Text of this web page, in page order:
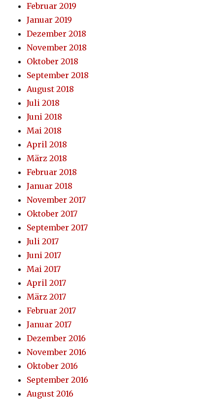
Februar 2019
Januar 2019
Dezember 2018
November 2018
Oktober 2018
September 2018
August 2018
Juli 2018
Juni 2018
Mai 2018
April 2018
März 2018
Februar 2018
Januar 2018
November 2017
Oktober 2017
September 2017
Juli 2017
Juni 2017
Mai 2017
April 2017
März 2017
Februar 2017
Januar 2017
Dezember 2016
November 2016
Oktober 2016
September 2016
August 2016